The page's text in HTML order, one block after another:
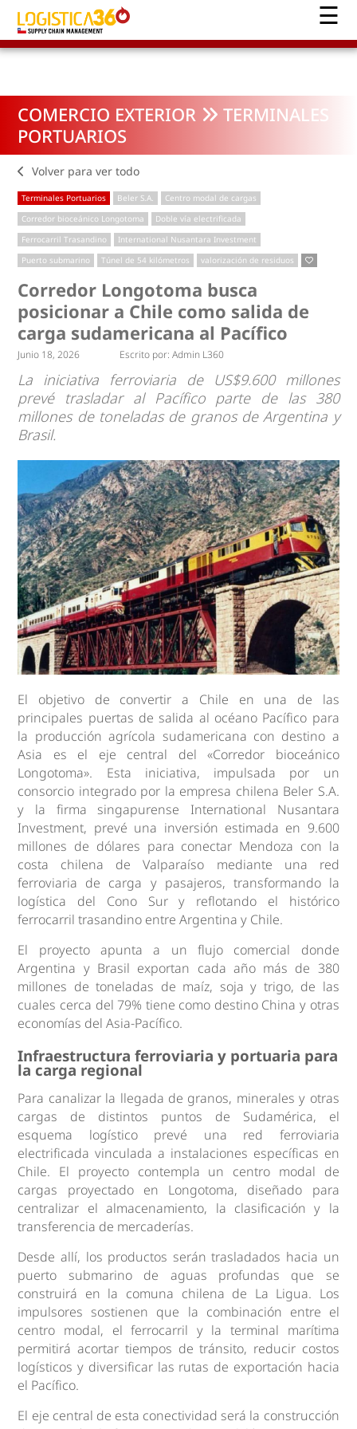
COMERCIO EXTERIOR
TERMINALES
PORTUARIOS
Volver para ver todo
Terminales Portuarios Beler S.A.
Centro modal de cargas
Corredor bioceánico Longotoma
Doble vía electrificada
Ferrocarril Trasandino
International Nusantara Investment
Puerto submarino
Túnel de 54 kilómetros valorización de residuos
Corredor Longotoma busca
posicionar a Chile como salida de
carga sudamericana al Pacífico
Junio 18, 2026 Escrito por: Admin L360
La iniciativa ferroviaria de US$9.600 millones
prevé trasladar al Pacífico parte de las 380
millones de toneladas de granos de Argentina y
Brasil.
El objetivo de convertir a Chile en una de las
principales puertas de salida al océano Pacífico para
la producción agrícola sudamericana con destino a
Asia es el eje central del «Corredor bioceánico
Longotoma». Esta iniciativa, impulsada por un
consorcio integrado por la empresa chilena Beler S.A.
y la firma singapurense International Nusantara
Investment, prevé una inversión estimada en 9.600
millones de dólares para conectar Mendoza con la
costa chilena de Valparaíso mediante una red
ferroviaria de carga y pasajeros, transformando la
logística del Cono Sur y reflotando el histórico
ferrocarril trasandino entre Argentina y Chile.
El proyecto apunta a un flujo comercial donde
Argentina y Brasil exportan cada año más de 380
millones de toneladas de maíz, soja y trigo, de las
cuales cerca del 79% tiene como destino China y otras
economías del Asia-Pacífico.
Infraestructura ferroviaria y portuaria para
la carga regional
Para canalizar la llegada de granos, minerales y otras
cargas de distintos puntos de Sudamérica, el
esquema logístico prevé una red ferroviaria
electrificada vinculada a instalaciones específicas en
Chile. El proyecto contempla un centro modal de
cargas proyectado en Longotoma, diseñado para
centralizar el almacenamiento, la clasificación y la
transferencia de mercaderías.
Desde allí, los productos serán trasladados hacia un
puerto submarino de aguas profundas que se
construirá en la comuna chilena de La Ligua. Los
impulsores sostienen que la combinación entre el
centro modal, el ferrocarril y la terminal marítima
permitirá acortar tiempos de tránsito, reducir costos
logísticos y diversificar las rutas de exportación hacia
el Pacífico.
El eje central de esta conectividad será la construcción